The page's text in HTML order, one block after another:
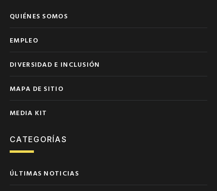
QUIÉNES SOMOS
EMPLEO
DIVERSIDAD E INCLUSIÓN
MAPA DE SITIO
MEDIA KIT
CATEGORÍAS
ÚLTIMAS NOTICIAS